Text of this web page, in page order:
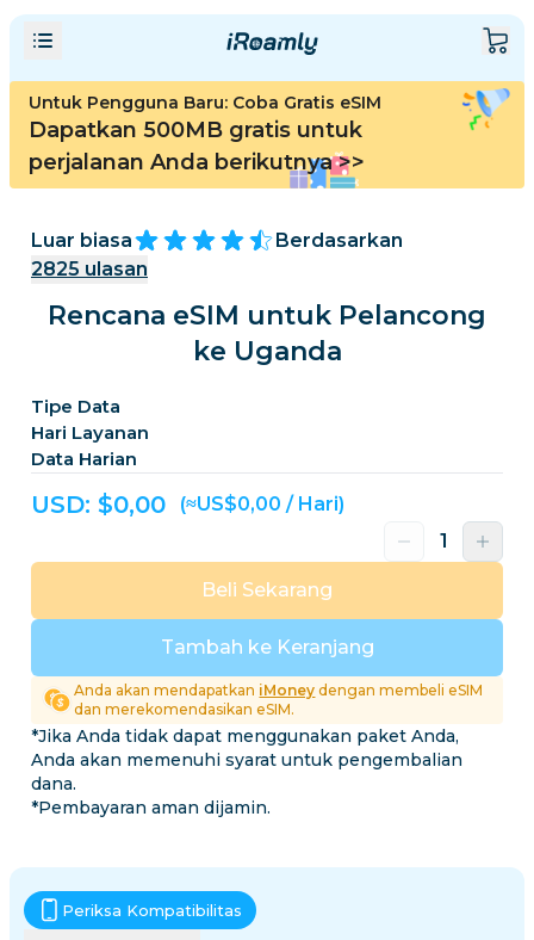
Untuk Pengguna Baru: Coba Gratis eSIM
Dapatkan 500MB gratis untuk
perjalanan Anda berikutnya>>
Luar biasa
Berdasarkan
2825 ulasan
Rencana eSIM untuk Pelancong
ke Uganda
Tipe Data
Hari Layanan
Data Harian
USD: $0,00 (≈US$0,00 / Hari)
Tambah ke Keranjang
Beli Sekarang
Anda akan mendapatkan iMoney dengan membeli eSIM
dan merekomendasikan eSIM.
*Jika Anda tidak dapat menggunakan paket Anda,
Anda akan memenuhi syarat untuk pengembalian
dana.
*Pembayaran aman dijamin.
Periksa Kompatibilitas